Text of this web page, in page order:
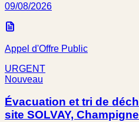
09/08/2026
Appel d'Offre Public
URGENT
Nouveau
Évacuation et tri de
site SOLVAY,